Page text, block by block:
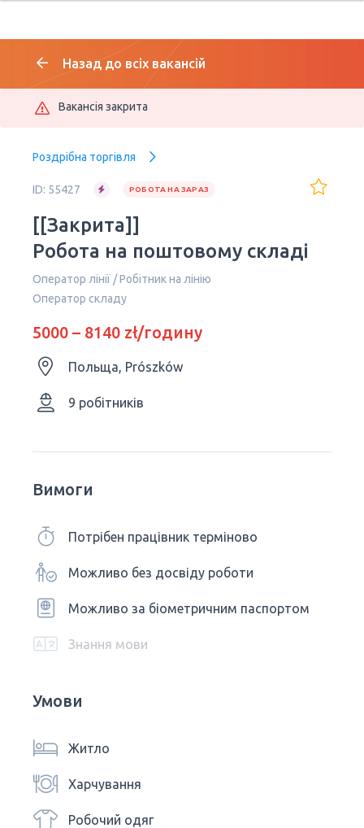
Назад до всіх вакансій
Вакансія закрита
Роздрібна торгівля
ID: 55427 РОБОТА НА ЗАРАЗ
[[Закрита]]
Робота на поштовому складі
Оператор лінії / Робітник на лінію
Оператор складу
5000 – 8140 zł/годину
Польща, Prószków
9 робітників
Вимоги
Потрібен працівник терміново
Можливо без досвіду роботи
Можливо за біометричним паспортом
Знання мови
Умови
Житло
Харчування
Робочий одяг